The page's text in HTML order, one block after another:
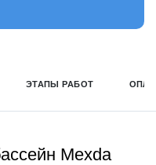
ЭТАПЫ РАБОТ
Mexda